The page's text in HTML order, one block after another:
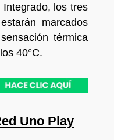
los tres
marcados
térmica
40°C.
Uno Play